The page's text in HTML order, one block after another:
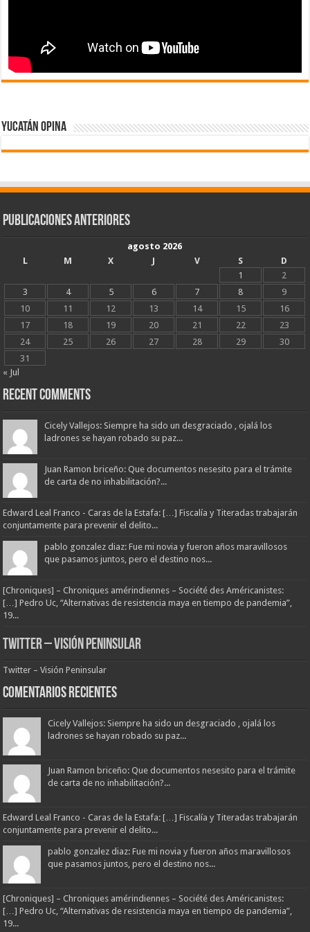
Yucatán Opina
Publicaciones Anteriores
agosto 2026
L
M X J V S
D
1
2
3
4 5 6 7 8
9
10
11 12 13 14 15
16
17
18 19 20 21 22
23
24
25 26 27 28 29
30
31
« Jul
Recent Comments
Cicely Vallejos: Siempre ha sido un desgraciado , ojalá los
ladrones se hayan robado su paz...
Juan Ramon briceño: Que documentos nesesito para el trámite
de carta de no inhabilitación?...
Edward Leal Franco - Caras de la Estafa: […] Fiscalía y Titeradas trabajarán
conjuntamente para prevenir el delito...
pablo gonzalez diaz: Fue mi novia y fueron años maravillosos
que pasamos juntos, pero el destino nos...
[Chroniques] – Chroniques amérindiennes – Société des Américanistes:
[…] Pedro Uc, “Alternativas de resistencia maya en tiempo de pandemia”,
19...
Twitter – Visión Peninsular
Twitter – Visión Peninsular
Comentarios Recientes
Cicely Vallejos: Siempre ha sido un desgraciado , ojalá los
ladrones se hayan robado su paz...
Juan Ramon briceño: Que documentos nesesito para el trámite
de carta de no inhabilitación?...
Edward Leal Franco - Caras de la Estafa: […] Fiscalía y Titeradas trabajarán
conjuntamente para prevenir el delito...
pablo gonzalez diaz: Fue mi novia y fueron años maravillosos
que pasamos juntos, pero el destino nos...
[Chroniques] – Chroniques amérindiennes – Société des Américanistes:
[…] Pedro Uc, “Alternativas de resistencia maya en tiempo de pandemia”,
19...